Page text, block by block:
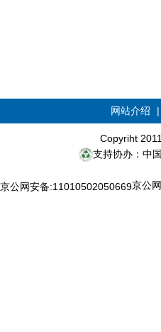
网站介绍
Copyriht
支持协办：中
京公